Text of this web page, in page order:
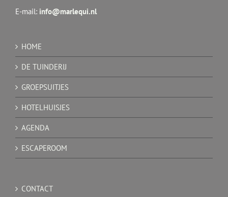
E-mail: info@marlequi.nl
HOME
DE TUINDERIJ
GROEPSUITJES
HOTELHUISJES
AGENDA
ESCAPEROOM
CONTACT